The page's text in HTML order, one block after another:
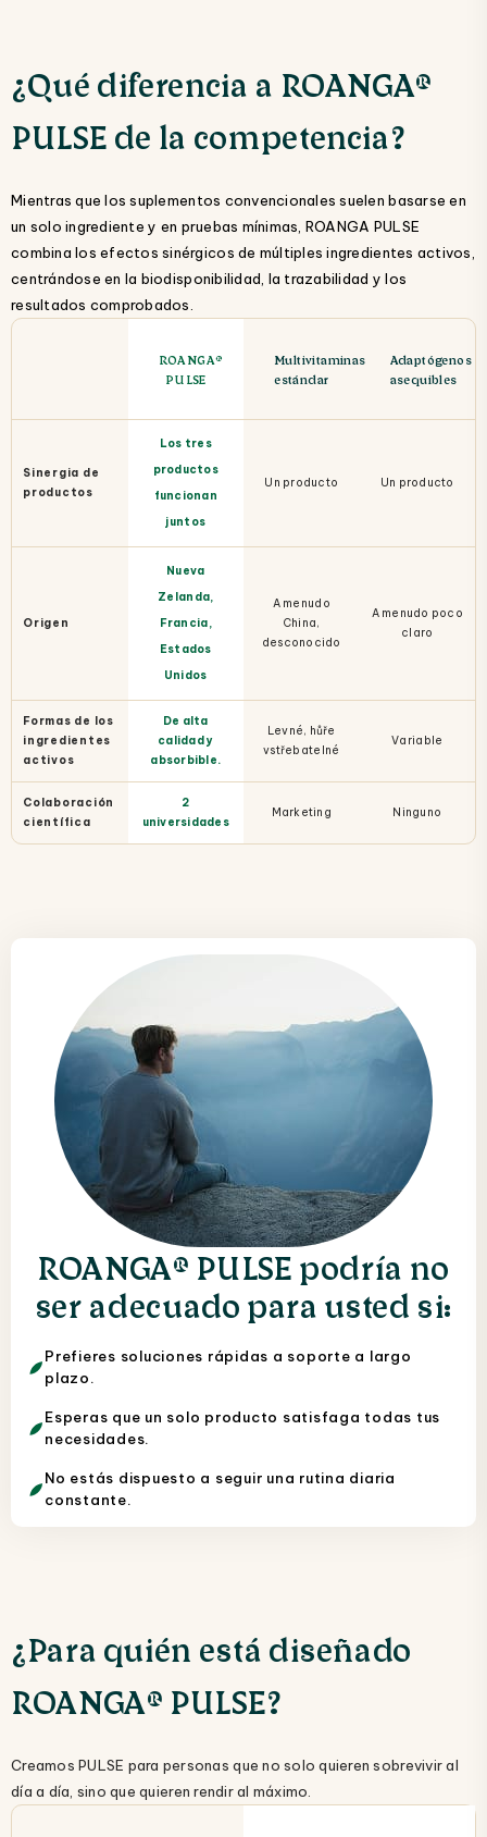
¿Qué diferencia a ROANGA®
PULSE de la competencia?
Mientras que los suplementos convencionales suelen basarse en
un solo ingrediente y en pruebas mínimas, ROANGA PULSE
combina los efectos sinérgicos de múltiples ingredientes activos,
centrándose en la biodisponibilidad, la trazabilidad y los
resultados comprobados.
ROANGA®
PULSE
Multivitaminas
estándar
Adaptógenos
asequibles
Sinergia de
productos
Los tres
productos
funcionan
juntos
Un producto Un producto
Origen
Nueva
Zelanda,
Francia,
Estados
Unidos
A menudo
China,
desconocido
A menudo poco
claro
Formas de los
ingredientes
activos
De alta
calidad y
absorbible.
Levné, hůře
vstřebatelné
Variable
Colaboración
científica
2
universidades
Marketing Ninguno
ROANGA® PULSE podría no
ser adecuado para usted si:
Prefieres soluciones rápidas a soporte a largo
plazo.
Esperas que un solo producto satisfaga todas tus
necesidades.
No estás dispuesto a seguir una rutina diaria
constante.
¿Para quién está diseñado
ROANGA® PULSE?
Creamos PULSE para personas que no solo quieren sobrevivir al
día a día, sino que quieren rendir al máximo.